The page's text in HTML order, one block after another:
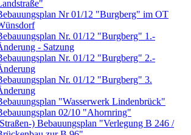
Nr 01/12 "Burgberg" im OT
Nr. 01/12 "Burgberg" 1.-
- Satzung
Nr. 01/12 "Burgberg" 2.-
Nr. 01/12 "Burgberg" 3.
"Wasserwerk Lindenbrück"
02/10 "Ahornring"
) Bebauungsplan "Verlegung B 246 /